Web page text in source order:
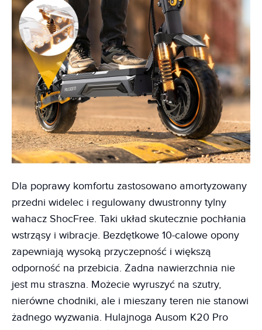
Dla poprawy komfortu zastosowano amortyzowany
przedni widelec i regulowany dwustronny tylny
wahacz ShocFree. Taki układ skutecznie pochłania
wstrząsy i wibracje. Bezdętkowe 10-calowe opony
zapewniają wysoką przyczepność i większą
odporność na przebicia. Żadna nawierzchnia nie
jest mu straszna. Możecie wyruszyć na szutry,
nierówne chodniki, ale i mieszany teren nie stanowi
żadnego wyzwania. Hulajnoga Ausom K20 Pro